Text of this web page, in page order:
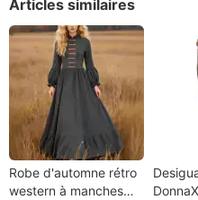
Articles similaires
Robe d'automne rétro
western à manches